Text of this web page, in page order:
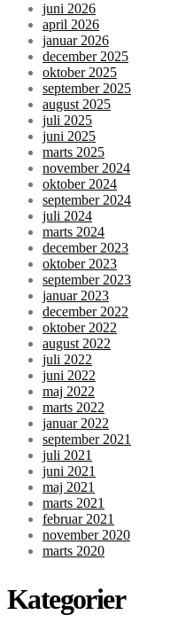
juni 2026
april 2026
januar 2026
december 2025
oktober 2025
september 2025
august 2025
juli 2025
juni 2025
marts 2025
november 2024
oktober 2024
september 2024
juli 2024
marts 2024
december 2023
oktober 2023
september 2023
januar 2023
december 2022
oktober 2022
august 2022
juli 2022
juni 2022
maj 2022
marts 2022
januar 2022
september 2021
juli 2021
juni 2021
maj 2021
marts 2021
februar 2021
november 2020
marts 2020
Kategorier